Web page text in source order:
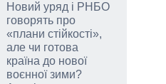
Новий уряд і РНБО
говорять про
«плани стійкості»,
але чи готова
країна до нової
воєнної зими?